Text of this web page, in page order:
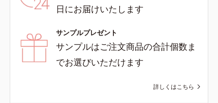
日にお届けいたします
サンプルプレゼント
サンプルはご注文商品の合計個数ま
でお選びいただけます
詳しくはこちら